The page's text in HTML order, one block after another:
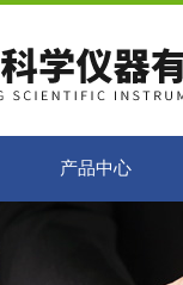
产品中心